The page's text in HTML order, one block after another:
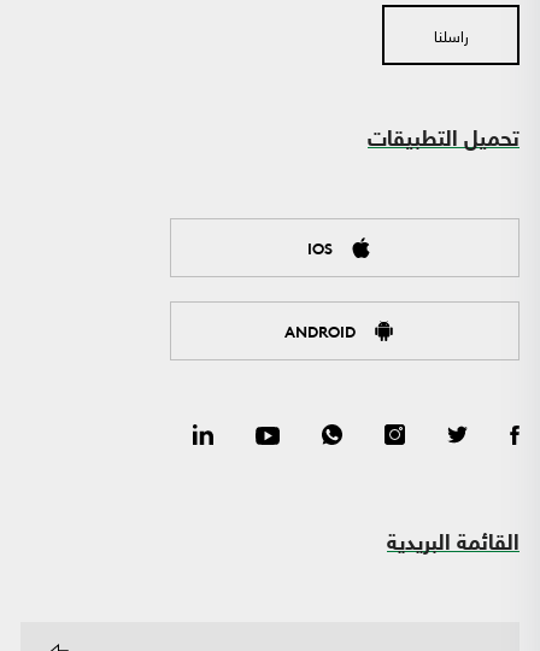
راسلنا
تحميل التطبيقات
IOS
ANDROID
القائمة البريدية